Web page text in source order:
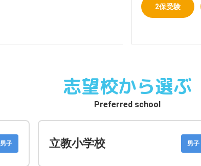
2保受験
志望校から選ぶ
Preferred school
男子 立教小学校 男子